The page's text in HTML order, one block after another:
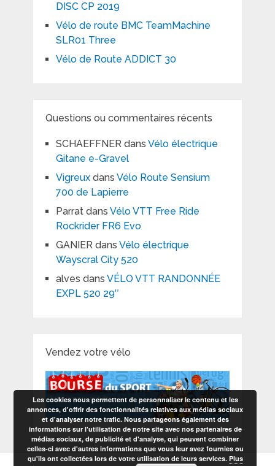
DISC CP 2019
Vélo de route BMC TeamMachine
SLR01 Three
Vélo de Route ADDICT 30
Questions ou commentaires récents
SCHAEFFNERdans Vélo électrique
Gitane e-Gravel
Vigreuxdans Vélo Route Sensium
700 de Lapierre
Parratdans Vélo VTT Free Ride
Rockrider FR6 Evo
GANIERdans Vélo électrique
Wayscral City 520
alves dans VÉLO VTT RANDONNÉE
EXPL 520 29″
Vendez votre vélo
Les cookies nous permettent de personnaliser le contenu et les
annonces, d'offrir des fonctionnalités relatives aux médias sociaux
et d'analyser notre trafic. Nous partageons également des
informations sur l'utilisation de notre site avec nos partenaires de
médias sociaux, de publicité et d'analyse, qui peuvent combiner
celles-ci avec d'autres informations que vous leur avez fournies ou
qu'ils ont collectées lors de votre utilisation de leurs services. Plus